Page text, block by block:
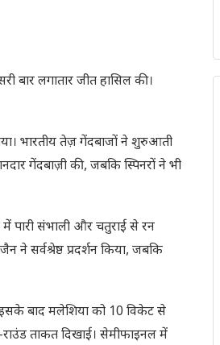
बार लगातार जीत हासिल की।
भारतीय तेज़ गेंदबाजों ने शुरुआती
गेंदबाज़ी की, जबकि स्पिनरों ने भी
पारी संभाली और चतुराई से रन
सर्वश्रेष्ठ प्रदर्शन किया, जबकि
इसके बाद मलेशिया को 10 विकेट से
ताकत दिखाई। सेमीफाइनल में